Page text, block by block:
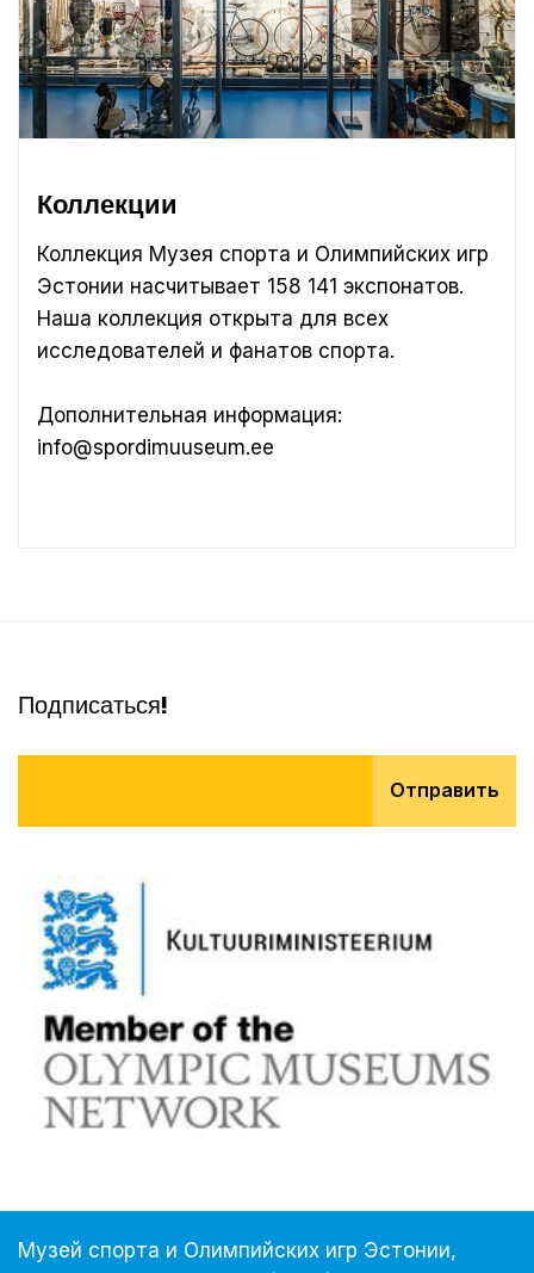
Коллекции
Коллекция Музея спорта и Олимпийских игр
Эстонии насчитывает 158 141 экспонатов.
Наша коллекция открыта для всех
исследователей и фанатов спорта.
Дополнительная информация:
info@spordimuuseum.ee
Подписаться!
Отправить
Музей спорта и Олимпийских игр Эстонии,